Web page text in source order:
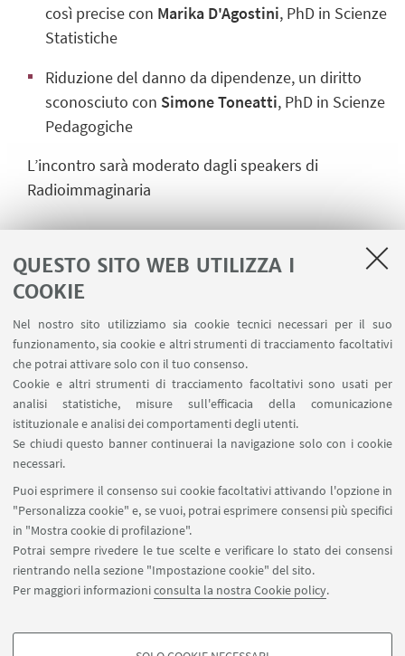
QUESTO SITO WEB UTILIZZA I
COOKIE
Nel nostro sito utilizziamo sia cookie tecnici necessari per il suo
funzionamento, sia cookie e altri strumenti di tracciamento facoltativi
che potrai attivare solo con il tuo consenso.
Cookie e altri strumenti di tracciamento facoltativi sono usati per
analisi statistiche, misure sull'efficacia della comunicazione
istituzionale e analisi dei comportamenti degli utenti.
Se chiudi questo banner continuerai la navigazione solo con i cookie
necessari.
Puoi esprimere il consenso sui cookie facoltativi attivando l'opzione in
"Personalizza cookie" e, se vuoi, potrai esprimere consensi più specifici
in "Mostra cookie di profilazione".
Potrai sempre rivedere le tue scelte e verificare lo stato dei consensi
rientrando nella sezione "Impostazione cookie" del sito.
Per maggiori informazioniconsulta la nostra Cookie policy.
così precise con Marika D'Agostini, PhD in Scienze
Statistiche
Riduzione del danno da dipendenze, un diritto
sconosciuto con Simone Toneatti, PhD in Scienze
Pedagogiche
L’incontro sarà moderato dagli speakers di
Radioimmaginaria
Ingresso libero.
IN EVIDENZA
Generazioni la ricerca incontra la città ed.
2026
[ .pdf 1287Kb ]
Ufficio Divulgazione scientifica - Settore Global and
Local Engagement - Area Innovazione
arin.divulgazionescientifica@unibo.it